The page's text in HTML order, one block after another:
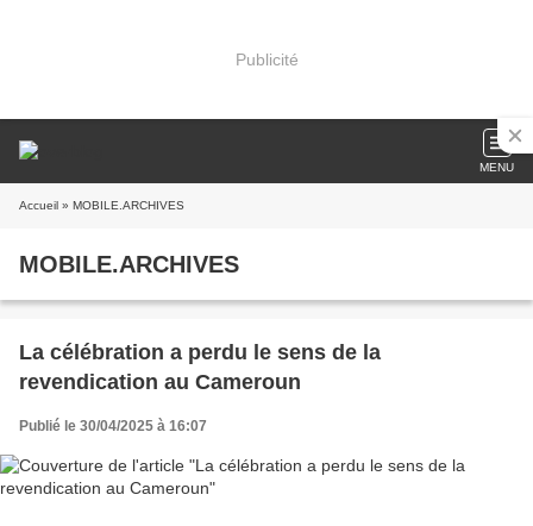
Publicité
MENU
Accueil » MOBILE.ARCHIVES
MOBILE.ARCHIVES
La célébration a perdu le sens de la
revendication au Cameroun
Publié le 30/04/2025 à 16:07